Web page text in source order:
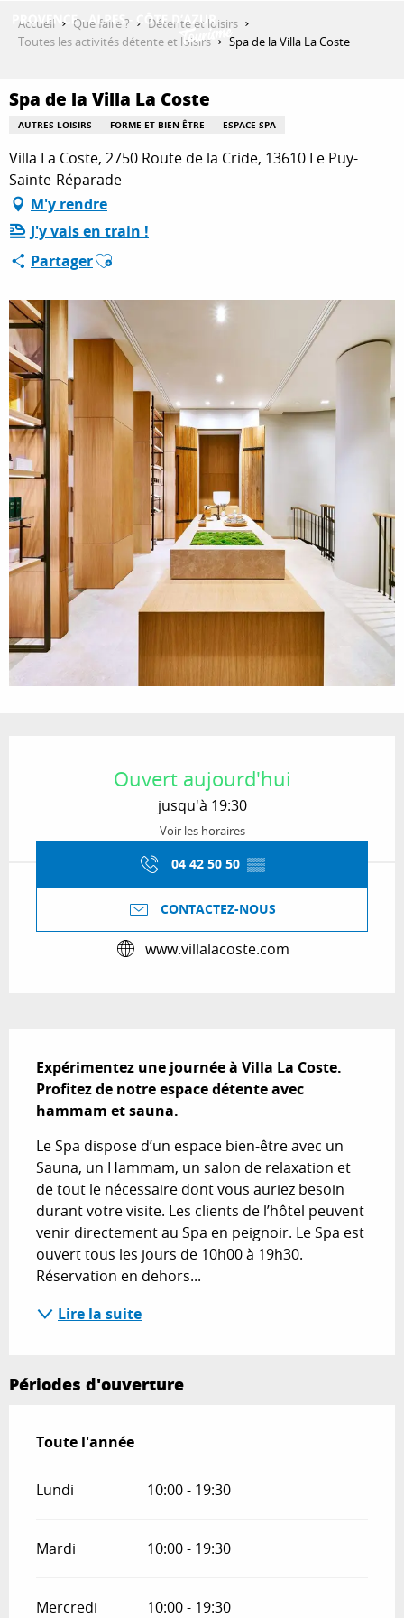
QUE FAIRE ?
SÉJOURNER
ESPACE PRO
Accueil Que faire ?
Détente et loisirs
Toutes les activités détente et loisirs
Spa de la Villa La Coste
Spa de la Villa La Coste
AUTRES LOISIRS FORME ET BIEN-ÊTRE ESPACE SPA
Villa La Coste, 2750 Route de la Cride, 13610 Le Puy-
Sainte-Réparade
M'y rendre
J'y vais en train !
PartagerAjouter aux favoris
Ouvert aujourd'hui
jusqu'à 19:30
Voir les horaires
04 42 50 50 ▒▒
CONTACTEZ-NOUS
www.villalacoste.com
Expérimentez une journée à Villa La Coste.
Profitez de notre espace détente avec
hammam et sauna.
Le Spa dispose d’un espace bien-être avec un
Sauna, un Hammam, un salon de relaxation et
de tout le nécessaire dont vous auriez besoin
durant votre visite. Les clients de l’hôtel peuvent
venir directement au Spa en peignoir. Le Spa est
ouvert tous les jours de 10h00 à 19h30.
Réservation en dehors...
Lire la suite
Périodes d'ouverture
Toute l'année
Toute l'année
Lundi 10:00 - 19:30
Mardi 10:00 - 19:30
Mercredi 10:00 - 19:30